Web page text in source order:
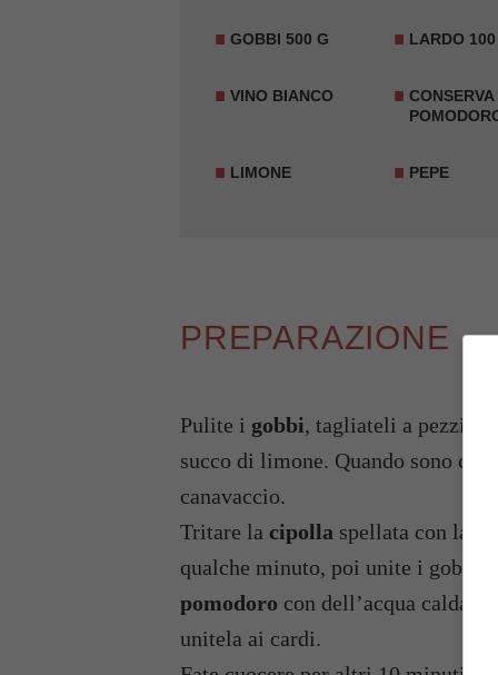
GOBBI 500 G LARDO 100
VINO BIANCO
CONSERVA
LIMONE PEPE
PREPARAZIONE
Pulite i gobbi, tagliateli a pezzi e
succo di limone. Quando sono
canavaccio.
Tritare la cipolla spellata con la
qualche minuto, poi unite i gobbi
pomodoro con dell’acqua calda,
unitela ai cardi.